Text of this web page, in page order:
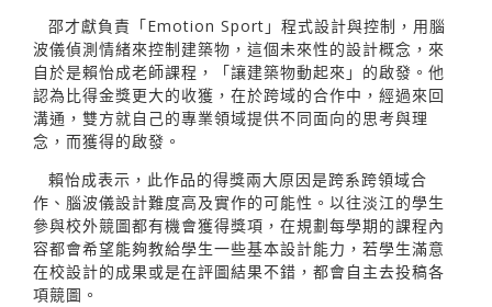
邵才獻負責「Emotion Sport」程式設計與控制，用腦
波儀偵測情緒來控制建築物，這個未來性的設計概念，來
自於是賴怡成老師課程，「讓建築物動起來」的啟發。他
認為比得金獎更大的收獲，在於跨域的合作中，經過來回
溝通，雙方就自己的專業領域提供不同面向的思考與理
念，而獲得的啟發。
賴怡成表示，此作品的得獎兩大原因是跨系跨領域合
作、腦波儀設計難度高及實作的可能性。以往淡江的學生
參與校外競圖都有機會獲得獎項，在規劃每學期的課程內
容都會希望能夠教給學生一些基本設計能力，若學生滿意
在校設計的成果或是在評圖結果不錯，都會自主去投稿各
項競圖。